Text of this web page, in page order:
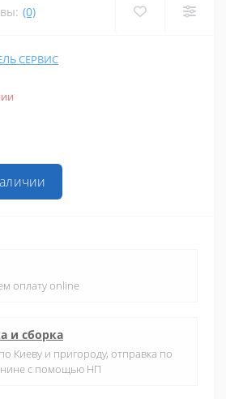
(0)
СЕРВИС
оплату online
и сборка
Киеву и пригороду, отправка по
с помощью НП